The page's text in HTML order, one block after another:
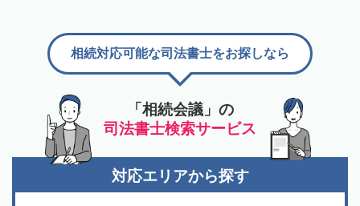
「相続会議」の
司法書士検索サービス
相続対応可能な司法書士をお探しなら
対応エリアから探す